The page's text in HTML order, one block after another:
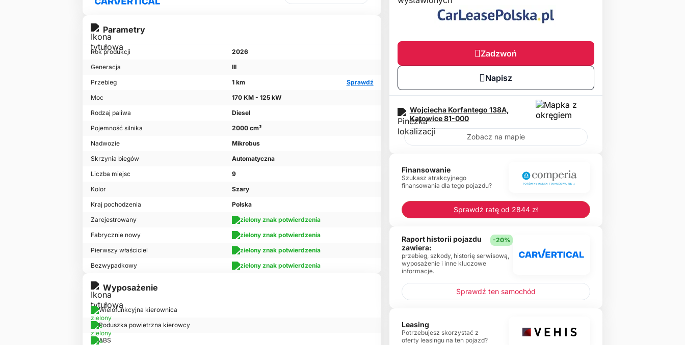
Parametry
Rok produkcji
2026
Generacja
III
Przebieg
1 km
Sprawdź
Moc
170 KM - 125 kW
Rodzaj paliwa
Diesel
Pojemność silnika
2000 cm³
Nadwozie
Mikrobus
Skrzynia biegów
Automatyczna
Liczba miejsc
9
Kolor
Szary
Kraj pochodzenia
Polska
Zarejestrowany
Fabrycznie nowy
Pierwszy właściciel
Bezwypadkowy
Wyposażenie
Wielofunkcyjna kierownica
Poduszka powietrzna kierowcy
ABS
Zadzwoń
Napisz
Wojciecha Korfantego 138A,
Katowice81-000
Zobacz na mapie
Finansowanie
Szukasz atrakcyjnego
finansowania dla tego pojazdu?
Sprawdź ratę od 2844 zł
Raport historii pojazdu
zawiera:
-20%
przebieg, szkody, historię serwisową,
wyposażenie i inne kluczowe
informacje.
Sprawdź ten samochód
Leasing
Potrzebujesz skorzystać z
oferty leasingu na ten pojazd?